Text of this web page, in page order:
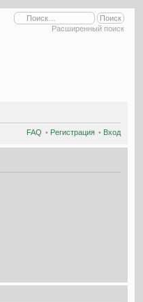
Расширенный поиск
FAQ • Регистрация • Вход